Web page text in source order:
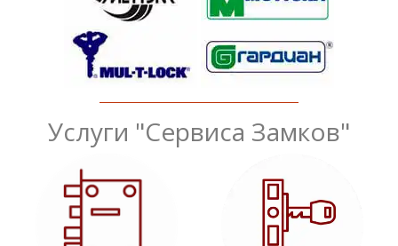
Услуги "Сервиса Замков"